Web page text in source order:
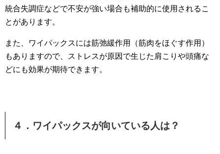
統合失調症などで不安が強い場合も補助的に使用されるこ
とがあります。
また、ワイパックスには筋弛緩作用（筋肉をほぐす作用）
もありますので、ストレスが原因で生じた肩こりや頭痛な
どにも効果が期待できます。
４．ワイパックスが向いている人は？